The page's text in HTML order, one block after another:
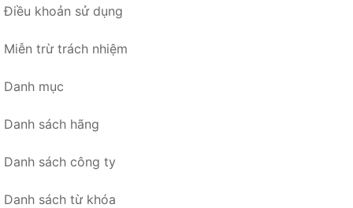
Điều khoản sử dụng
Miễn trừ trách nhiệm
Danh mục
Danh sách hãng
Danh sách công ty
Danh sách từ khóa